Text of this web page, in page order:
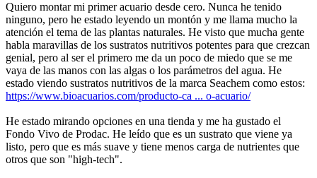
Quiero montar mi primer acuario desde cero. Nunca he tenido
ninguno, pero he estado leyendo un montón y me llama mucho la
atención el tema de las plantas naturales. He visto que mucha gente
habla maravillas de los sustratos nutritivos potentes para que crezcan
genial, pero al ser el primero me da un poco de miedo que se me
vaya de las manos con las algas o los parámetros del agua. He
estado viendo sustratos nutritivos de la marca Seachem como estos:
https://www.bioacuarios.com/producto-ca ... o-acuario/
He estado mirando opciones en una tienda y me ha gustado el
Fondo Vivo de Prodac. He leído que es un sustrato que viene ya
listo, pero que es más suave y tiene menos carga de nutrientes que
otros que son "high-tech".